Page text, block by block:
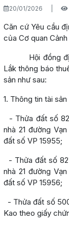
20/01/2026
Căn cứ Yêu cầu
của Cơ quan
Hội đồng định
Lắk thông báo
sản như sau:
1. Thông tin tài
- Thửa đất số
nhà 21 đường
đất số VP 15955;
- Thửa đất số
nhà 21 đường
đất số VP 15956;
- Thửa đất số
Kao theo giấy